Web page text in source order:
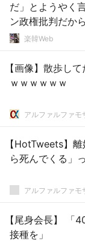
だ」とようやく
ン政権批判だか
でしょうね
楽韓Web
【画像】散歩し
ｗｗｗｗｗｗ
アルファルファモ
【HotTweets】
ら死んでくる」
アルファルファモ
【尾身会長】 「
接種を」